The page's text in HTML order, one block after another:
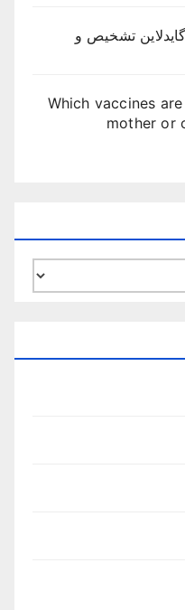
مهم نسخه نهم (آذر 99) گایدلاین تشخیص و
Which vaccines
mother or